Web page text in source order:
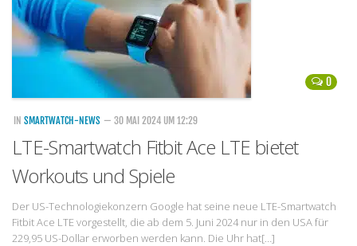
0
IN SMARTWATCH-NEWS — 30 MAI 2024 UM 12:29
LTE-Smartwatch Fitbit Ace LTE bietet
Workouts und Spiele
Der US-Technologiekonzern Google hat seine neue LTE-Smartwatch
Fitbit Ace LTE vorgestellt, die ab dem 5. Juni 2024 nur in den USA für
229,95 US-Dollar erworben werden kann. Die Uhr hat[…]